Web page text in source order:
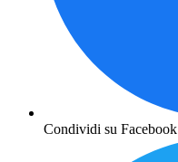
Condividi su Facebook